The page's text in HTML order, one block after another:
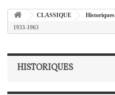
CLASSIQUE Historiques
1933-1963
HISTORIQUES